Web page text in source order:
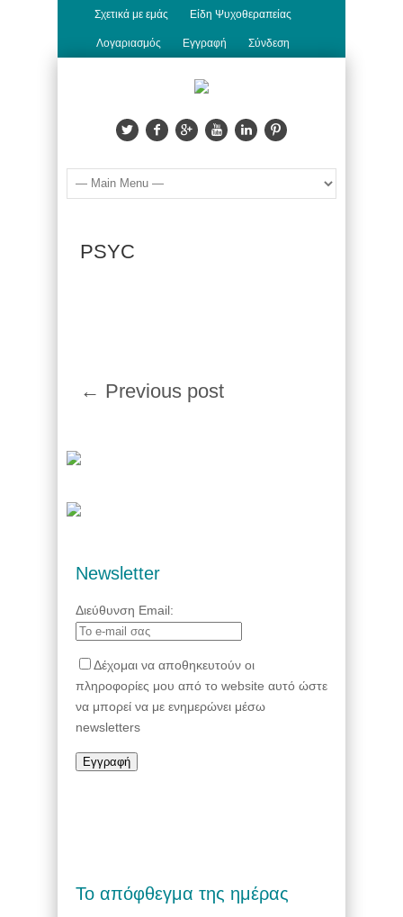
Σχετικά με εμάς Είδη Ψυχοθεραπείας
Λογαριασμός Εγγραφή Σύνδεση
PSYC
← Previous post
Newsletter
Διεύθυνση Email:
Δέχομαι να αποθηκευτούν οι
πληροφορίες μου από το website αυτό ώστε
να μπορεί να με ενημερώνει μέσω
newsletters
Το απόφθεγμα της ημέρας